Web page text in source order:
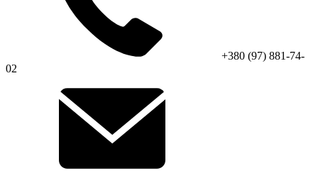
+380 (97) 881-74-
02